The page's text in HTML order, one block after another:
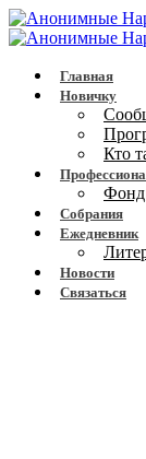
Главная
Новичку
Кто
Фонд
Собрания
Ежедневник
Новости
Связаться